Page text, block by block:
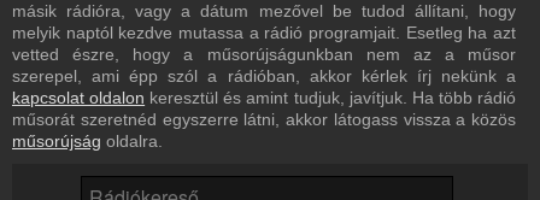
Archívum
InfoRádió korábbi adásai
Hírek
InfoRádió kapcsolatos hírek
Kapcsolat
másik rádióra, vagy a dátum mezővel be tudod állítani, hogy
melyik naptól kezdve mutassa a rádió programjait. Esetleg ha azt
vetted észre, hogy a műsorújságunkban nem az a műsor
szerepel, ami épp szól a rádióban, akkor kérlek írj nekünk a
kapcsolat oldalon keresztül és amint tudjuk, javítjuk. Ha több rádió
műsorát szeretnéd egyszerre látni, akkor látogass vissza a közös
műsorújság oldalra.